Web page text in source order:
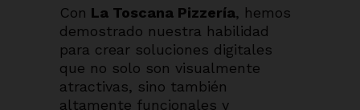
Con La Toscana Pizzería, hemos
demostrado nuestra habilidad
para crear soluciones digitales
que no solo son visualmente
atractivas, sino también
altamente funcionales y